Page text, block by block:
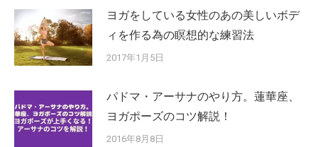
ヨガをしている女性のあの美しいボデ
ィを作る為の瞑想的な練習法
2017年1月5日
パドマ・アーサナのやり方。蓮華座、
ヨガポーズのコツ解説！
2016年8月8日